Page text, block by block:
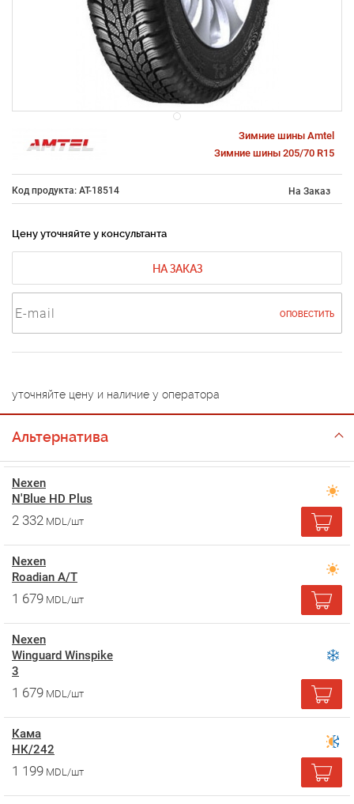
Зимние шины Amtel
Зимние шины 205/70 R15
Код продукта: AT-18514 На Заказ
Цену уточняйте у консультанта
НА ЗАКАЗ
ОПОВЕСТИТЬ
уточняйте цену и наличие у оператора
Альтернатива
Nexen
N'Blue HD Plus
2 332 MDL/шт
Nexen
Roadian A/T
1 679 MDL/шт
Nexen
Winguard Winspike
3
1 679 MDL/шт
Кама
НК/242
1 199 MDL/шт